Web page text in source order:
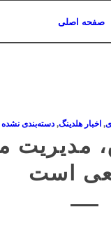
صفحه اصلی
,اخبار هلدینگ,دسته‌بندی نشده
مدیریت
است